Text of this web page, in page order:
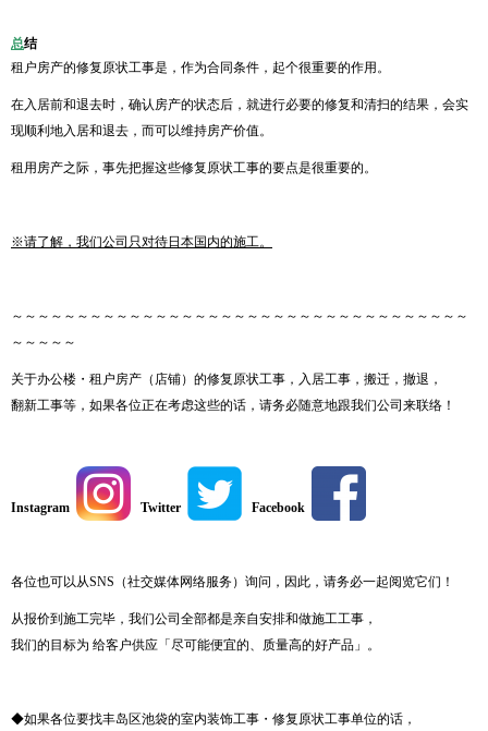
总结
租户房产的修复原状工事是，作为合同条件，起个很重要的作用。
在入居前和退去时，确认房产的状态后，就进行必要的修复和清扫的结果，会实
现顺利地入居和退去，而可以维持房产价值。
租用房产之际，事先把握这些修复原状工事的要点是很重要的。
※请了解，我们公司只对待日本国内的施工。
～～～～～～～～～～～～～～～～～～～～～～～～～～～～～～～～～～～
～～～～～
关于办公楼・租户房产（店铺）的修复原状工事，入居工事，搬迁，撤退，
翻新工事等，如果各位正在考虑这些的话，请务必随意地跟我们公司来联络！
Instagram Twitter Facebook
各位也可以从SNS（社交媒体网络服务）询问，因此，请务必一起阅览它们！
从报价到施工完毕，我们公司全部都是亲自安排和做施工工事，
我们的目标为 给客户供应「尽可能便宜的、质量高的好产品」。
◆如果各位要找丰岛区池袋的室内装饰工事・修复原状工事单位的话，